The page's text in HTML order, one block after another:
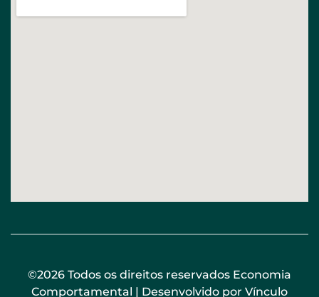
©2026 Todos os direitos reservados Economia
Comportamental | Desenvolvido por Vínculo